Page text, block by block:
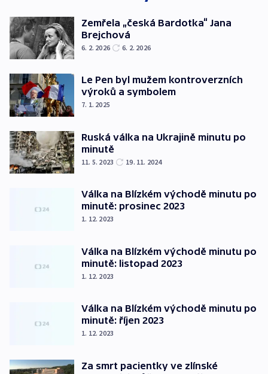
Zemřela „česká Bardotka“ Jana
Brejchová
6. 2. 2026 6. 2. 2026
Le Pen byl mužem kontroverzních
výroků a symbolem
7. 1. 2025
Ruská válka na Ukrajině minutu po
minutě
11. 5. 2023 19. 11. 2024
Válka na Blízkém východě minutu po
minutě: prosinec 2023
1. 12. 2023
Válka na Blízkém východě minutu po
minutě: listopad 2023
1. 12. 2023
Válka na Blízkém východě minutu po
minutě: říjen 2023
1. 12. 2023
Za smrt pacientky ve zlínské